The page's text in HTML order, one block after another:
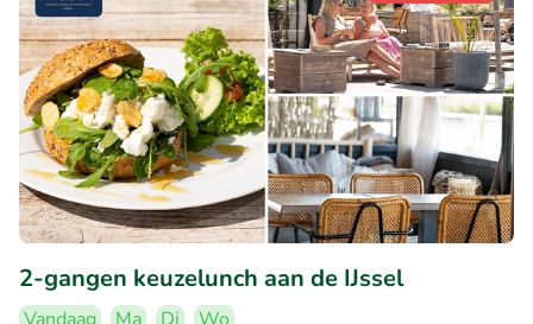
2-gangen keuzelunch aan de IJssel